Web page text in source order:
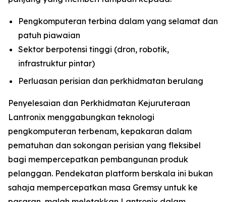
Pengkomputeran terbina dalam yang selamat dan
patuh piawaian
Sektor berpotensi tinggi (dron, robotik,
infrastruktur pintar)
Perluasan perisian dan perkhidmatan berulang
Penyelesaian dan Perkhidmatan Kejuruteraan
Lantronix menggabungkan teknologi
pengkomputeran terbenam, kepakaran dalam
pematuhan dan sokongan perisian yang fleksibel
bagi mempercepatkan pembangunan produk
pelanggan. Pendekatan platform berskala ini bukan
sahaja mempercepatkan masa Gremsy untuk ke